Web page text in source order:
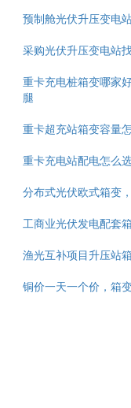
预制舱光伏升压变电
采购光伏升压变电站
重卡充电桩箱变哪家
腿
重卡超充站箱变容量
重卡充电站配电怎么
分布式光伏欧式箱变
工商业光伏发电配套
渔光互补项目升压站
铜价一天一个价，箱